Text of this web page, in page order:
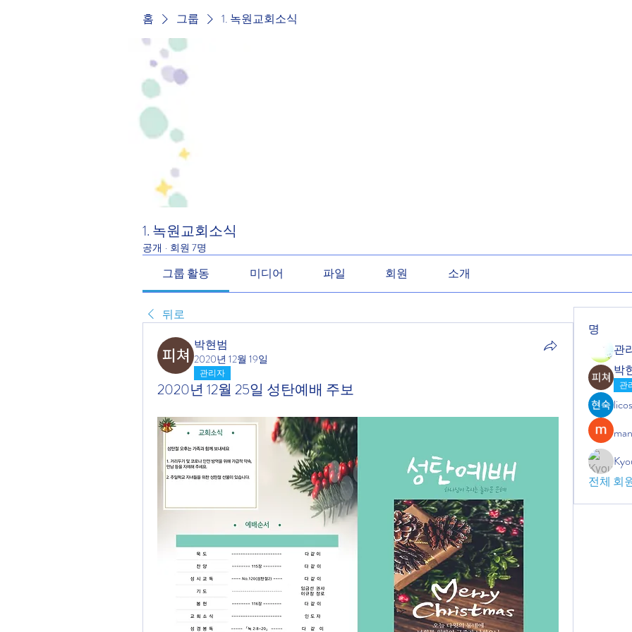
홈 그룹 1. 녹원교회소식
1. 녹원교회소식
공개 · 회원 7명
그룹 활동 미디어 파일 회원 소개
뒤로
박현범
2020년 12월 19일
관리자
2020년 12월 25일 성탄예배 주보
명
관
박
관
전체 회